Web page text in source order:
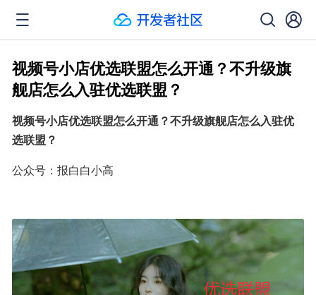
视频号小店优选联盟怎么开通？不升级旗
舰店怎么入驻优选联盟？
视频号小店优选联盟怎么开通？不升级旗舰店怎么入驻优
选联盟？
公众号：报白白小高